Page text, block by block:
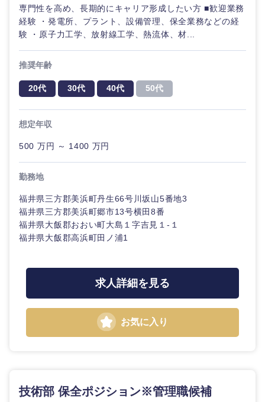
愛知県 三重県
専門性を高め、長期的にキャリア形成したい方 ■歓迎業務
経験 ・発電所、プラント、設備管理、保全業務などの経
験 ・原子力工学、放射線工学、熱流体、材...
推奨年齢
20代 30代 40代 50代
想定年収
500 万円 ～ 1400 万円
勤務地
福井県三方郡美浜町丹生66号川坂山5番地3
福井県三方郡美浜町郷市13号横田8番
福井県大飯郡おおい町大島１字吉見１-１
福井県大飯郡高浜町田ノ浦1
求人詳細を見る
お気に入り
技術部 保全ポジション※管理職候補